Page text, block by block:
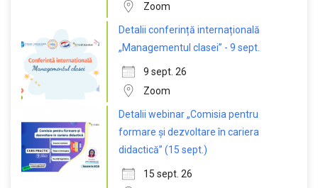
Zoom
Detalii conferință internațională
„Managementul clasei” - 9 sept.
9 sept. 26
Zoom
Detalii webinar „Comisia pentru
formare și dezvoltare în cariera
didactică” (15 sept.)
15 sept. 26